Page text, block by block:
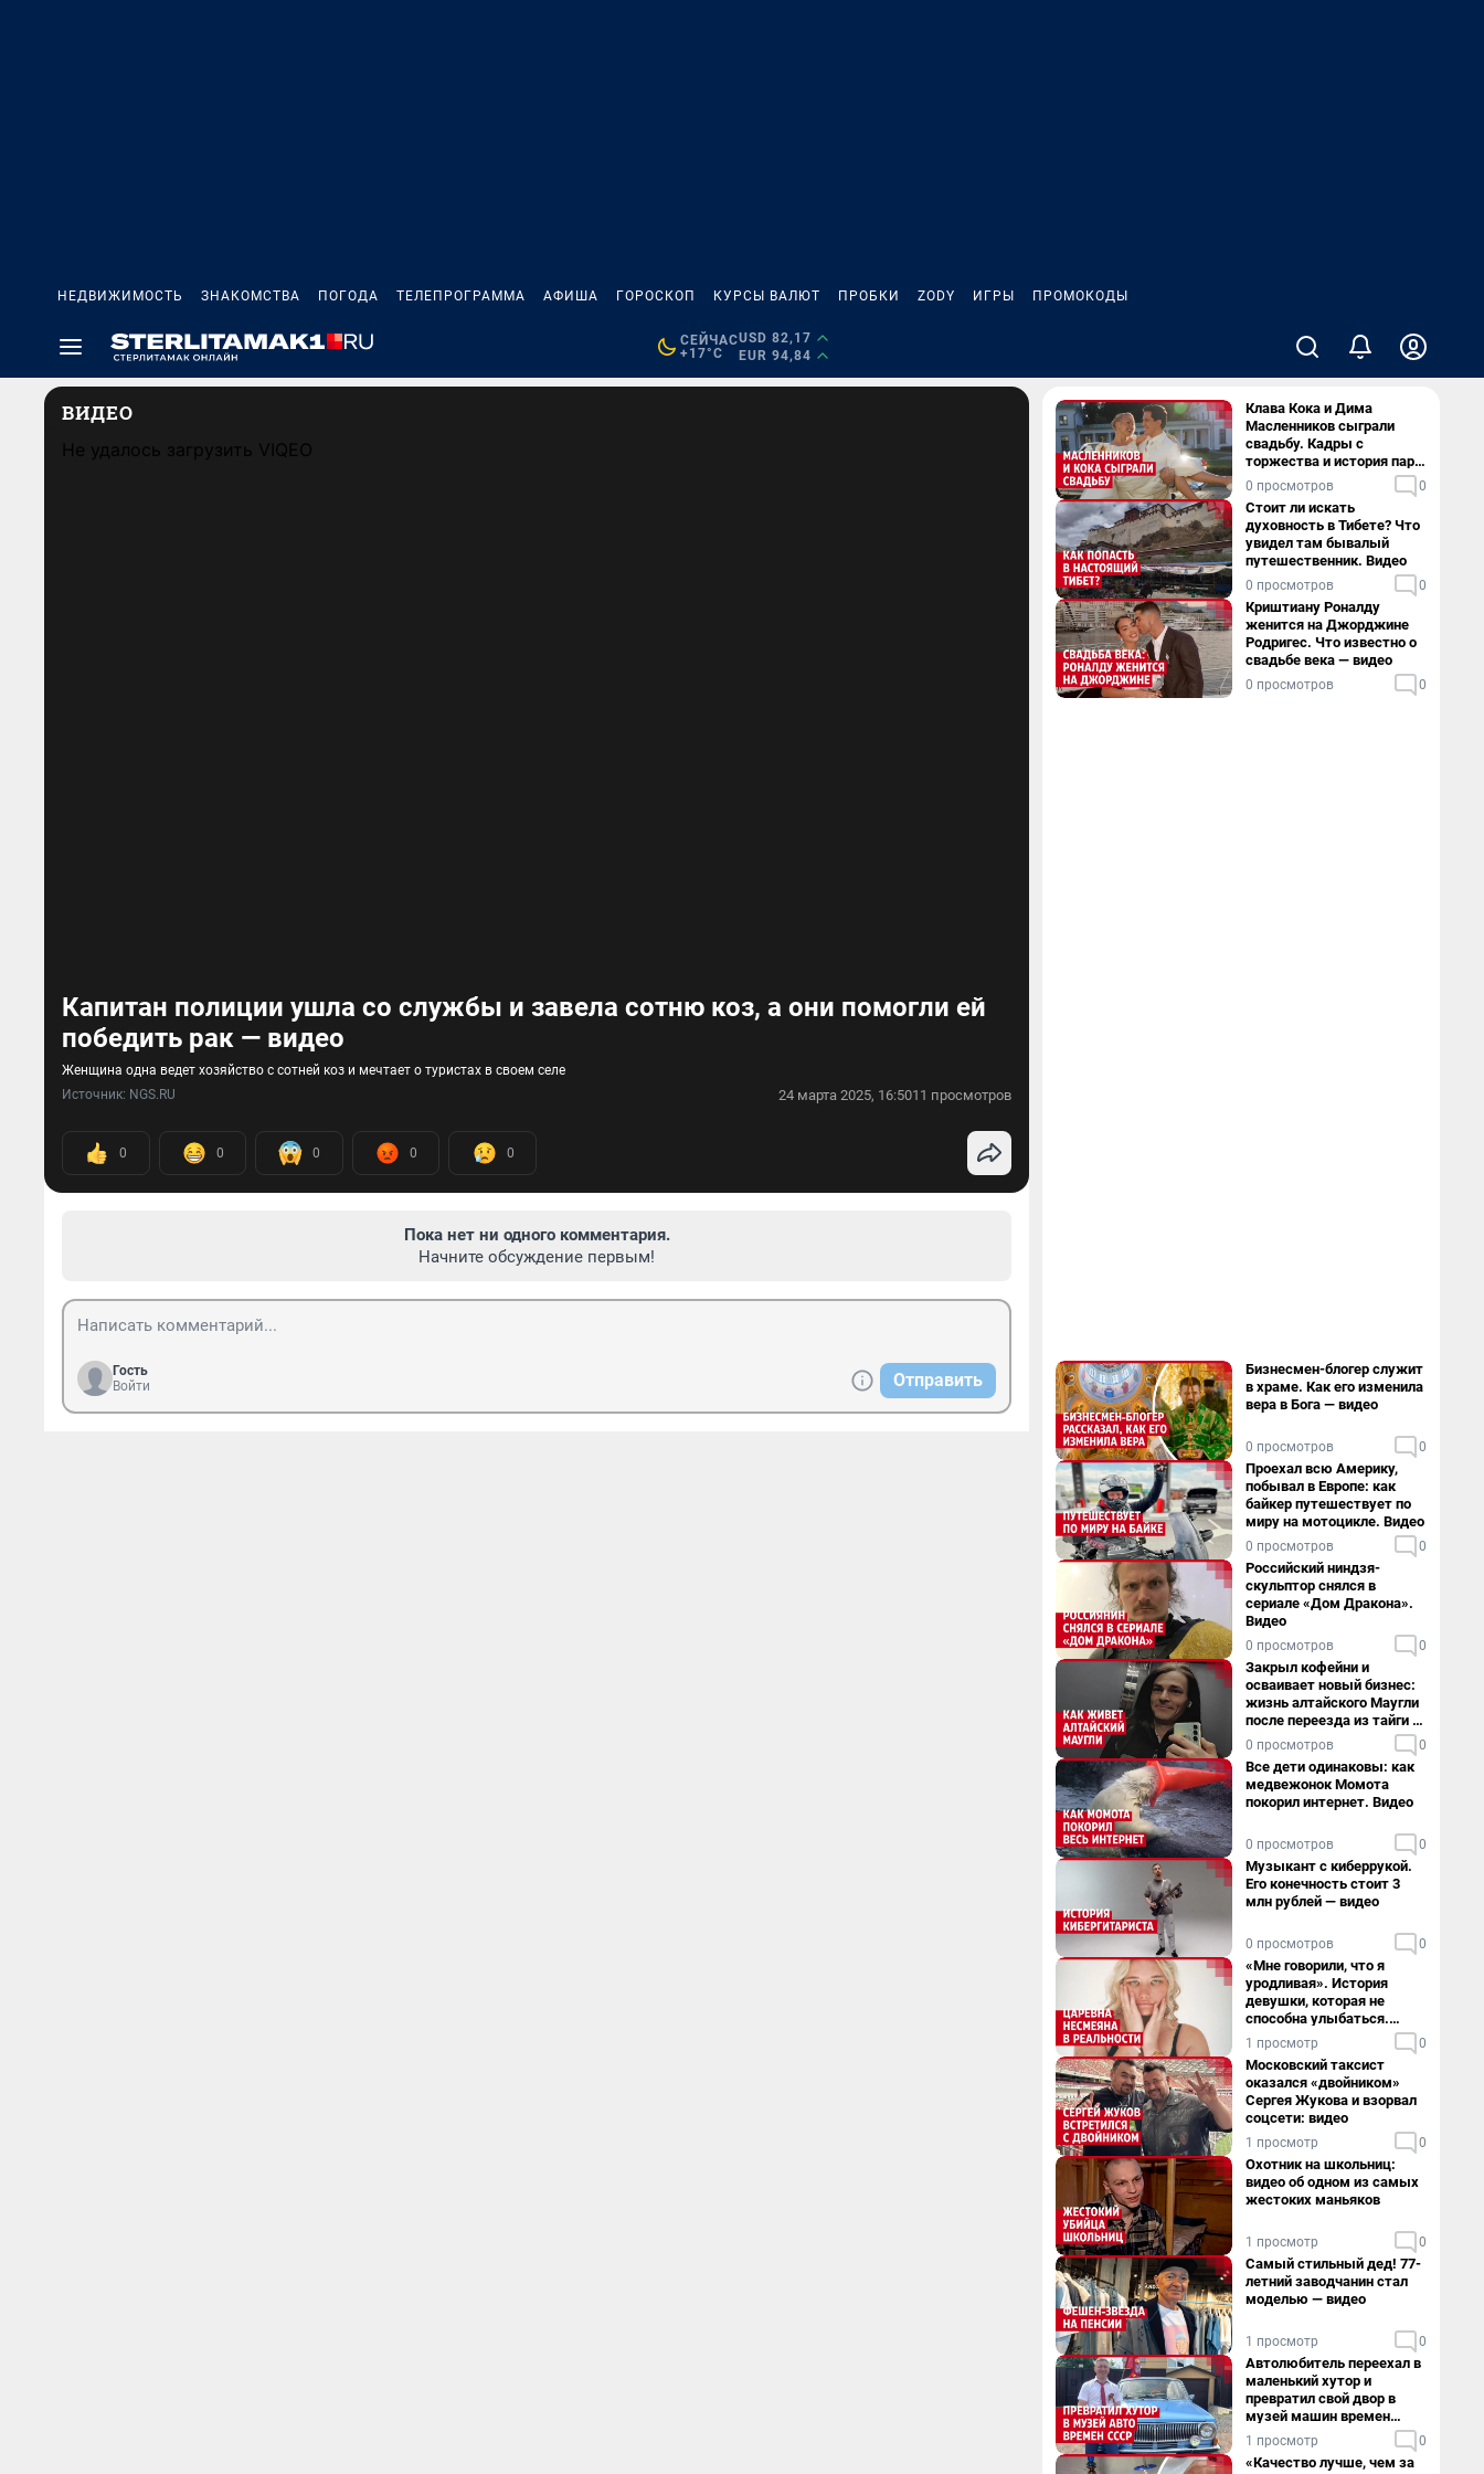
НЕДВИЖИМОСТЬ ЗНАКОМСТВА ПОГОДА ТЕЛЕПРОГРАММА АФИША ГОРОСКОП КУРСЫ ВАЛЮТ ПРОБКИ ZODY ИГРЫ ПРОМОКОДЫ
СЕЙЧАС
+17°C
USD 82,17
EUR 94,84
ВИДЕО
Не удалось загрузить VIQEO
Капитан полиции ушла со службы и завела сотню коз, а они помогли ей
победить рак — видео
Женщина одна ведет хозяйство с сотней коз и мечтает о туристах в своем селе
Источник: NGS.RU 24 марта 2025, 16:5011 просмотров
0 0 0 0 0
Пока нет ни одного комментария.
Начните обсуждение первым!
Гость
Войти
Отправить
Клава Кока и Дима
Масленников сыграли
свадьбу. Кадры с
торжества и история пары
— в видео
0 просмотров 0
Стоит ли искать
духовность в Тибете? Что
увидел там бывалый
путешественник. Видео
0 просмотров 0
Криштиану Роналду
женится на Джорджине
Родригес. Что известно о
свадьбе века — видео
0 просмотров 0
Бизнесмен-блогер служит
в храме. Как его изменила
вера в Бога — видео
0 просмотров 0
Проехал всю Америку,
побывал в Европе: как
байкер путешествует по
миру на мотоцикле. Видео
0 просмотров 0
Российский ниндзя-
скульптор снялся в
сериале «Дом Дракона».
Видео
0 просмотров 0
Закрыл кофейни и
осваивает новый бизнес:
жизнь алтайского Маугли
после переезда из тайги в
столицу
0 просмотров 0
Все дети одинаковы: как
медвежонок Момота
покорил интернет. Видео
0 просмотров 0
Музыкант с киберрукой.
Его конечность стоит 3
млн рублей — видео
0 просмотров 0
«Мне говорили, что я
уродливая». История
девушки, которая не
способна улыбаться.
Видео
1 просмотр 0
Московский таксист
оказался «двойником»
Сергея Жукова и взорвал
соцсети: видео
1 просмотр 0
Охотник на школьниц:
видео об одном из самых
жестоких маньяков
1 просмотр 0
Самый стильный дед! 77-
летний заводчанин стал
моделью — видео
1 просмотр 0
Автолюбитель переехал в
маленький хутор и
превратил свой двор в
музей машин времен
СССР. Видео
1 просмотр 0
«Качество лучше, чем за